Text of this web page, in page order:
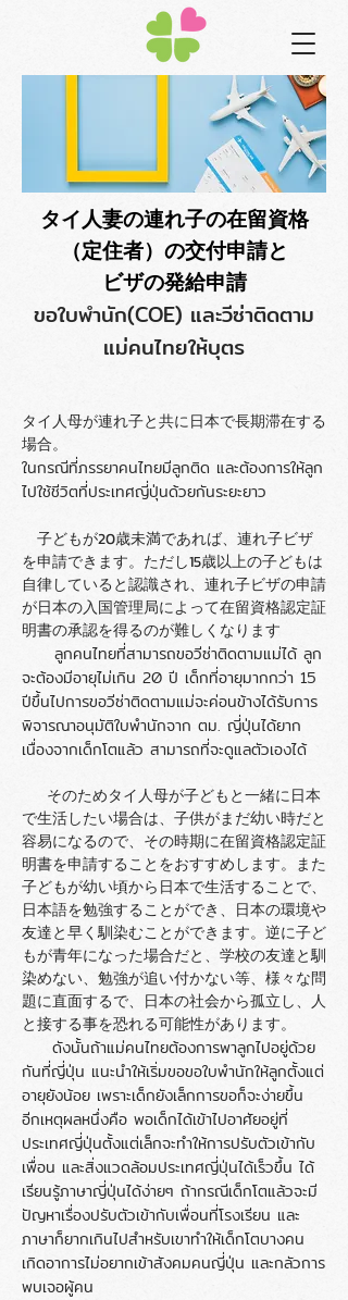
タイ人妻の連れ子の在留資格
（定住者）の交付申請と
ビザの発給申請
ขอใบพำนัก(COE) และวีซ่าติดตาม
แม่คนไทยให้บุตร
タイ人母が連れ子と共に日本で長期滞在する
場合。
ในกรณีที่ภรรยาคนไทยมีลูกติด และต้องการให้ลูก
ไปใช้ชีวิตที่ประเทศญี่ปุ่นด้วยกันระยะยาว
子どもが20歳未満であれば、連れ子ビザ
を申請できます。ただし15歳以上の子どもは
自律していると認識され、連れ子ビザの申請
が日本の入国管理局によって在留資格認定証
明書の承認を得るのが難しくなります
ลูกคนไทยที่สามารถขอวีซ่าติดตามแม่ได้ ลูก
จะต้องมีอายุไม่เกิน 20 ปี เด็กที่อายุมากกว่า 15
ปีขึ้นไปการขอวีซ่าติดตามแม่จะค่อนข้างได้รับการ
พิจารณาอนุมัติใบพำนักจาก ตม. ญี่ปุ่นได้ยาก
เนื่องจากเด็กโตแล้ว สามารถที่จะดูแลตัวเองได้
そのためタイ人母が子どもと一緒に日本
で生活したい場合は、子供がまだ幼い時だと
容易になるので、その時期に在留資格認定証
明書を申請することをおすすめします。また
子どもが幼い頃から日本で生活することで、
日本語を勉強することができ、日本の環境や
友達と早く馴染むことができます。逆に子ど
もが青年になった場合だと、学校の友達と馴
染めない、勉強が追い付かない等、様々な問
題に直面するで、日本の社会から孤立し、人
と接する事を恐れる可能性があります。
ดังนั้นถ้าแม่คนไทยต้องการพาลูกไปอยู่ด้วย
กันที่ญี่ปุ่น แนะนำให้เริ่มขอขอใบพำนักให้ลูกตั้งแต่
อายุยังน้อย เพราะเด็กยังเล็กการขอก็จะง่ายขึ้น
อีกเหตุผลหนึ่งคือ พอเด็กได้เข้าไปอาศัยอยู่ที่
ประเทศญี่ปุ่นตั้งแต่เล็กจะทำให้การปรับตัวเข้ากับ
เพื่อน และสิ่งแวดล้อมประเทศญี่ปุ่นได้เร็วขึ้น ได้
เรียนรู้ภาษาญี่ปุ่นได้ง่ายๆ ถ้ากรณีเด็กโตแล้วจะมี
ปัญหาเรื่องปรับตัวเข้ากับเพื่อนที่โรงเรียน และ
ภาษาก็ยากเกินไปสำหรับเขาทำให้เด็กโตบางคน
เกิดอาการไม่อยากเข้าสังคมคนญี่ปุ่น และกลัวการ
พบเจอผู้คน